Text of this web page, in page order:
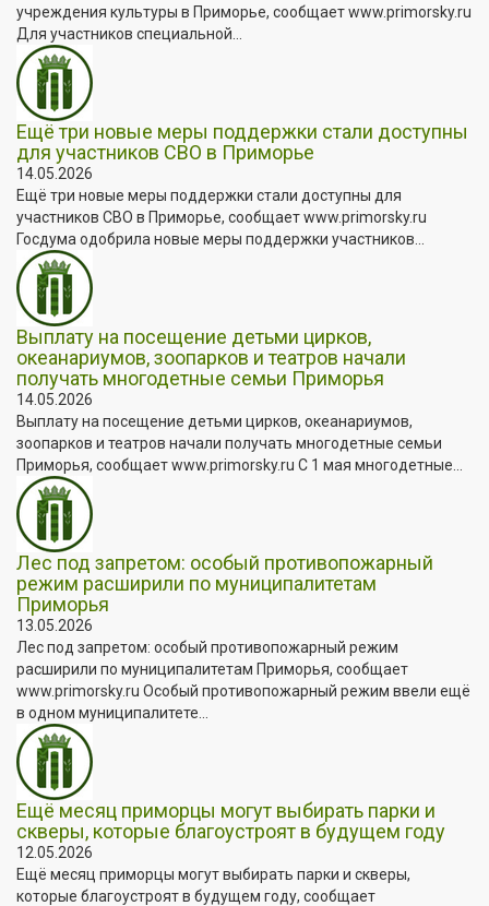
учреждения культуры в Приморье, сообщает www.primorsky.ru
Для участников специальной...
Ещё три новые меры поддержки стали доступны
для участников СВО в Приморье
14.05.2026
Ещё три новые меры поддержки стали доступны для
участников СВО в Приморье, сообщает www.primorsky.ru
Госдума одобрила новые меры поддержки участников...
Выплату на посещение детьми цирков,
океанариумов, зоопарков и театров начали
получать многодетные семьи Приморья
14.05.2026
Выплату на посещение детьми цирков, океанариумов,
зоопарков и театров начали получать многодетные семьи
Приморья, сообщает www.primorsky.ru С 1 мая многодетные...
Лес под запретом: особый противопожарный
режим расширили по муниципалитетам
Приморья
13.05.2026
Лес под запретом: особый противопожарный режим
расширили по муниципалитетам Приморья, сообщает
www.primorsky.ru Особый противопожарный режим ввели ещё
в одном муниципалитете...
Ещё месяц приморцы могут выбирать парки и
скверы, которые благоустроят в будущем году
12.05.2026
Ещё месяц приморцы могут выбирать парки и скверы,
которые благоустроят в будущем году, сообщает